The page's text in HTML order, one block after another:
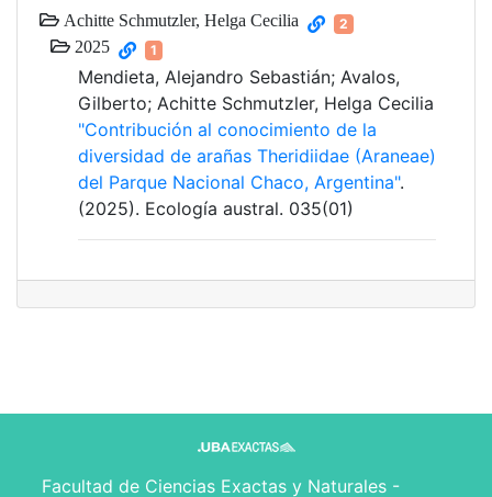
Achitte Schmutzler, Helga Cecilia 2
2025 1
Mendieta, Alejandro Sebastián; Avalos,
Gilberto; Achitte Schmutzler, Helga Cecilia
"Contribución al conocimiento de la
diversidad de arañas Theridiidae (Araneae)
del Parque Nacional Chaco, Argentina".
(2025). Ecología austral. 035(01)
Facultad de Ciencias Exactas y Naturales -